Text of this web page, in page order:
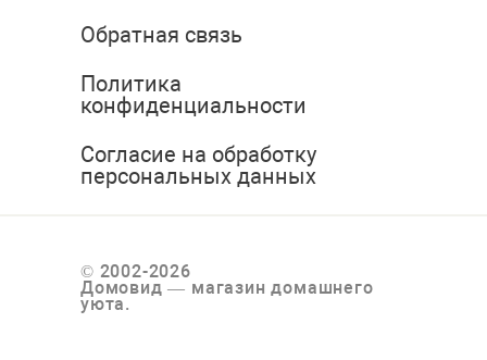
Обратная связь
Политика
конфиденциальности
Согласие на обработку
персональных данных
© 2002-2026
Домовид — магазин домашнего
уюта.